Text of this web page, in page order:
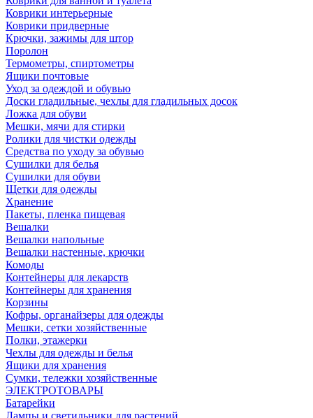
Коврики интерьерные
Коврики придверные
Крючки, зажимы для штор
Поролон
Термометры, спиртометры
Ящики почтовые
Уход за одеждой и обувью
Доски гладильные, чехлы для гладильных досок
Ложка для обуви
Мешки, мячи для стирки
Ролики для чистки одежды
Средства по уходу за обувью
Сушилки для белья
Сушилки для обуви
Щетки для одежды
Хранение
Пакеты, пленка пищевая
Вешалки
Вешалки напольные
Вешалки настенные, крючки
Комоды
Контейнеры для лекарств
Контейнеры для хранения
Корзины
Кофры, органайзеры для одежды
Мешки, сетки хозяйственные
Полки, этажерки
Чехлы для одежды и белья
Ящики для хранения
Сумки, тележки хозяйственные
ЭЛЕКТРОТОВАРЫ
Батарейки
Лампы и светильники для растений